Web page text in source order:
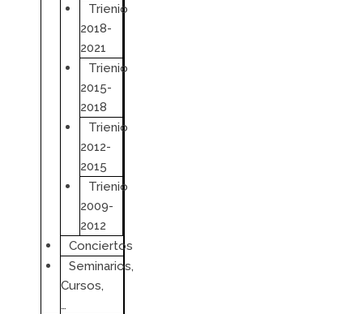
Trienio
2018-
2021
Trienio
2015-
2018
Trienio
2012-
2015
Trienio
2009-
2012
Conciertos
Seminarios,
Cursos,
…